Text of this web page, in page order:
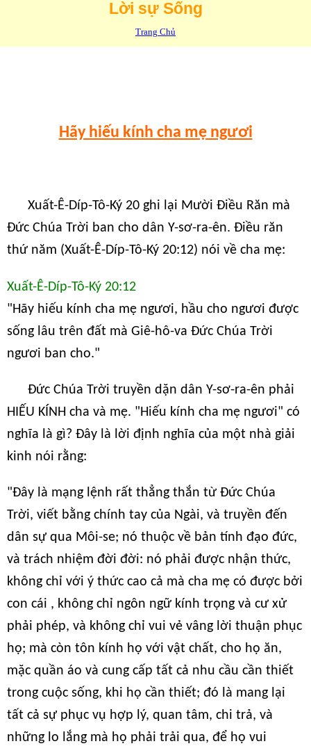
Lời sự Sống
Trang Chủ
Hãy hiếu kính cha mẹ ngươi
Xuất-Ê-Díp-Tô-Ký 20 ghi lại Mười Điều Răn mà
Đức Chúa Trời ban cho dân Y-sơ-ra-ên. Điều răn
thứ năm (Xuất-Ê-Díp-Tô-Ký 20:12) nói về cha mẹ:
Xuất-Ê-Díp-Tô-Ký 20:12
"Hãy hiếu kính cha mẹ ngươi, hầu cho ngươi được
sống lâu trên đất mà Giê-hô-va Đức Chúa Trời
ngươi ban cho."
Đức Chúa Trời truyền dặn dân Y-sơ-ra-ên phải
HIẾU KÍNH cha và mẹ. "Hiếu kính cha mẹ ngươi" có
nghĩa là gì? Đây là lời định nghĩa của một nhà giải
kinh nói rằng:
"Đây là mạng lệnh rất thẳng thắn từ Đức Chúa
Trời, viết bằng chính tay của Ngài, và truyền đến
dân sự qua Môi-se; nó thuộc về bản tính đạo đức,
và trách nhiệm đời đời: nó phải được nhận thức,
không chỉ với ý thức cao cả mà cha mẹ có được bởi
con cái , không chỉ ngôn ngữ kính trọng và cư xử
phải phép, và không chỉ vui vẻ vâng lời thuận phục
họ; mà còn tôn kính họ với vật chất, cho họ ăn,
mặc quần áo và cung cấp tất cả nhu cầu cần thiết
trong cuộc sống, khi họ cần thiết; đó là mang lại
tất cả sự phục vụ hợp lý, quan tâm, chi trả, và
những lo lắng mà họ phải trải qua, để họ vui